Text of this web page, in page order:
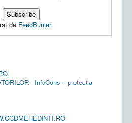
de FeedBurner
- InfoCons – protectia